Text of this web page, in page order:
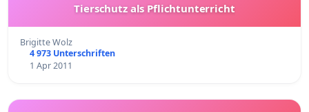
Tierschutz als Pflichtunterricht
Brigitte Wolz
4 973 Unterschriften
1 Apr 2011